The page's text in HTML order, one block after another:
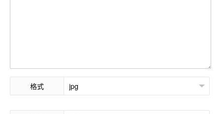
格式